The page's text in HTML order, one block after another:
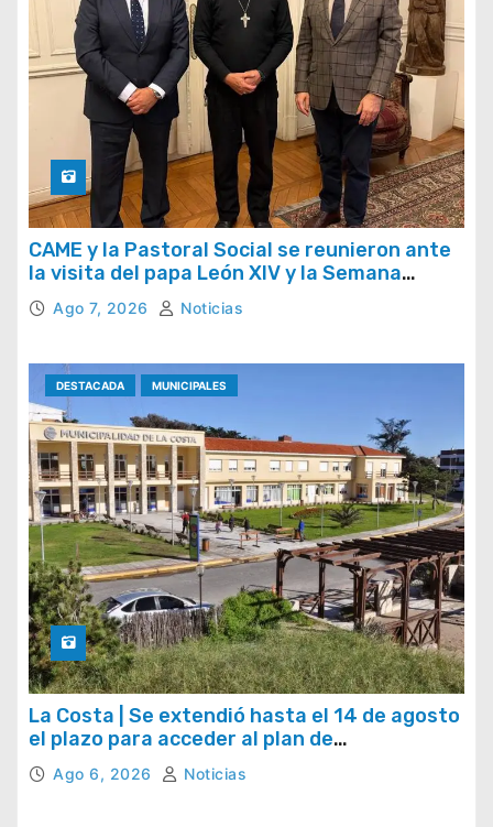
CAME y la Pastoral Social se reunieron ante
la visita del papa León XIV y la Semana
Social 2026
Ago 7, 2026 Noticias
DESTACADA MUNICIPALES
La Costa | Se extendió hasta el 14 de agosto
el plazo para acceder al plan de
regularización de tasas municipales
Ago 6, 2026 Noticias